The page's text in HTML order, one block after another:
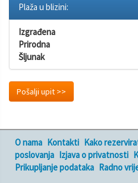
Plaža u blizini:
Izgrađena
Prirodna
Šljunak
Pošalji upit >>
O nama Kontakti Kako
poslovanja Izjava o privatnosti
Prikupljanje podataka Radno